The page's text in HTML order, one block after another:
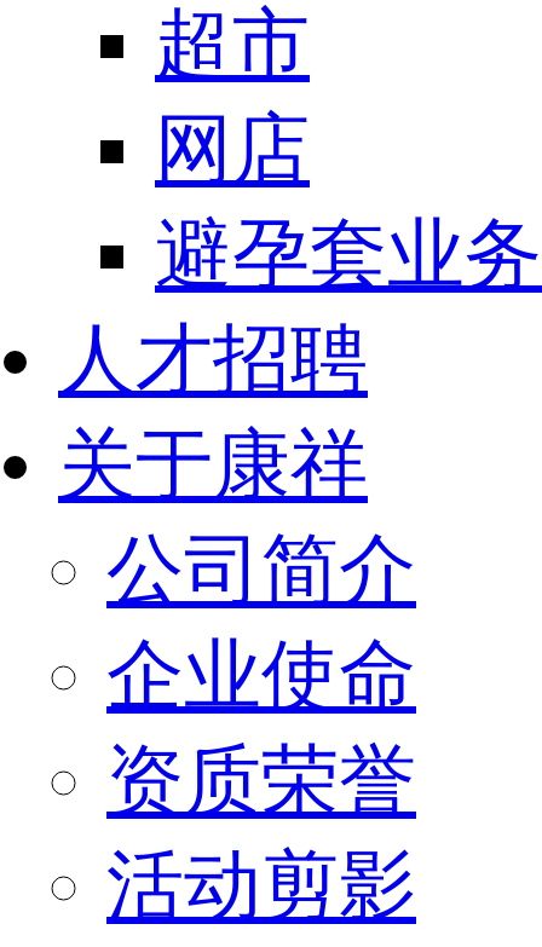
超市
网店
避孕套业务
人才招聘
关于康祥
公司简介
企业使命
资质荣誉
活动剪影